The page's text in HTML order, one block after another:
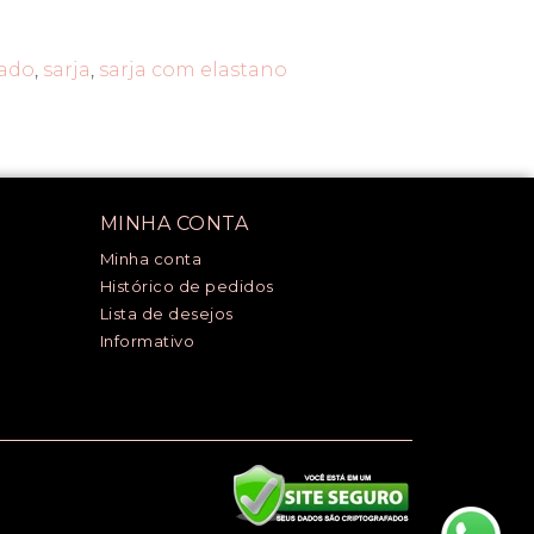
, sarja, sarja com elastano
MINHA CONTA
Minha conta
Histórico de pedidos
Lista de desejos
Informativo